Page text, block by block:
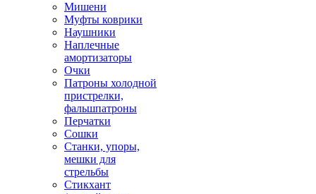
Мишени
Муфты коврики
Наушники
Наплечные
амортизаторы
Очки
Патроны холодной
пристрелки,
фальшпатроны
Перчатки
Сошки
Станки, упоры,
мешки для
стрельбы
Стикхант